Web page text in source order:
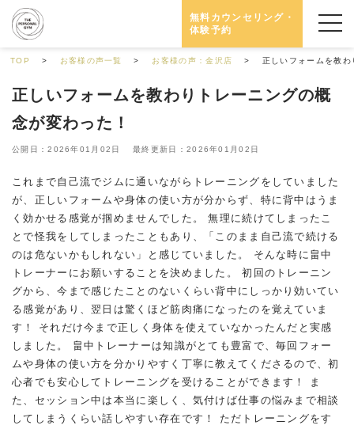
無料カウンセリング・
体験予約
TOP お客様の声一覧 お客様の声：金沢店 正しいフォームを教
正しいフォームを教わりトレーニングの概
念が変わった！
公開日：2026年01月02日 最終更新日：2026年01月02日
これまで自己流でジムに通いながらトレーニングをしていました
が、正しいフォームや身体の使い方が分からず、特に背中はうま
く効かせる感覚が掴めませんでした。 無理に続けてしまったこ
とで怪我をしてしまったこともあり、「このまま自己流で続ける
のは危ないかもしれない」と感じていました。 そんな時に畠中
トレーナーにお願いすることを決めました。 初回のトレーニン
グから、今まで感じたことのないくらい背中にしっかり効いてい
る感覚があり、翌日は驚くほど筋肉痛になったのを覚えていま
す！ それだけ今まで正しく身体を使えていなかったんだと実感
しました。 畠中トレーナーは知識がとても豊富で、毎回フォー
ムや身体の使い方を分かりやすく丁寧に教えてくださるので、初
心者でも安心してトレーニングを受けることができます！ ま
た、セッション中は本当に楽しく、気付けば仕事の悩みまで相談
してしまうくらい話しやすい存在です！ ただトレーニングをす